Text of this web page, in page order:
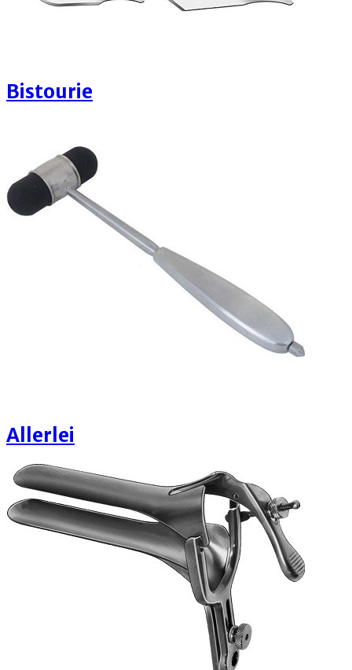
Bistourie
Allerlei